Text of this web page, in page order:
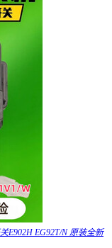
E902H EG92T/N 原装全新